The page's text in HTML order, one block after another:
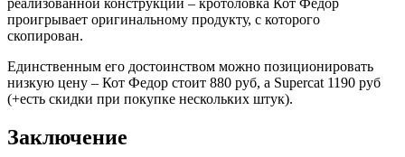
проигрывает оригинальному продукту, с которого
скопирован.
Единственным его достоинством можно позиционировать
низкую цену – Кот Федор стоит 880 руб, а Supercat 1190 руб
(+есть скидки при покупке нескольких штук).
Заключение